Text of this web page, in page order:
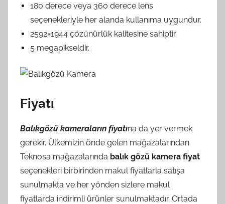
180 derece veya 360 derece lens
seçenekleriyle her alanda kullanıma uygundur.
2592×1944 çözünürlük kalitesine sahiptir.
5 megapikseldir.
Fiyatı
Balıkgözü kameraların fiyatına da yer vermek
gerekir. Ülkemizin önde gelen mağazalarından
Teknosa mağazalarında balık gözü kamera fiyat
seçenekleri birbirinden makul fiyatlarla satışa
sunulmakta ve her yönden sizlere makul
fiyatlarda indirimli ürünler sunulmaktadır. Ortada